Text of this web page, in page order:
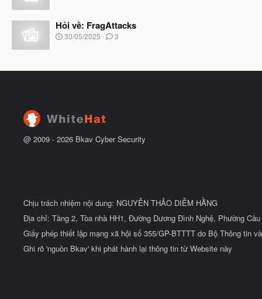
ắ
đ
ầ
u
y
b
ắ
ầ
Hỏi về: FragAttacks
N
b
u
30/05/2025 3
@ 2009 - 2026 Bkav Cyber Security
Chịu trách nhiệm nội dung: NGUYỄN THẢO DIỄM HẰNG
Địa chỉ: Tầng 2, Tòa nhà HH1, Đường Dương Đình Nghệ, Phường
Giấy phép thiết lập mạng xã hội số 355/GP-BTTTT do Bộ Thông tin
Ghi rõ 'nguồn Bkav' khi phát hành lại thông tin từ Website này